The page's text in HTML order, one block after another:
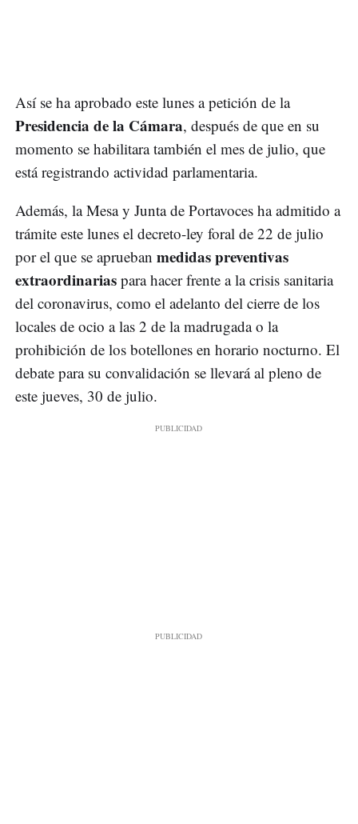
Así se ha aprobado este lunes a petición de la
Presidencia de la Cámara, después de que en su
momento se habilitara también el mes de julio, que
está registrando actividad parlamentaria.
Además, la Mesa y Junta de Portavoces ha admitido a
trámite este lunes el decreto-ley foral de 22 de julio
por el que se aprueban medidas preventivas
extraordinarias para hacer frente a la crisis sanitaria
del coronavirus, como el adelanto del cierre de los
locales de ocio a las 2 de la madrugada o la
prohibición de los botellones en horario nocturno. El
debate para su convalidación se llevará al pleno de
este jueves, 30 de julio.